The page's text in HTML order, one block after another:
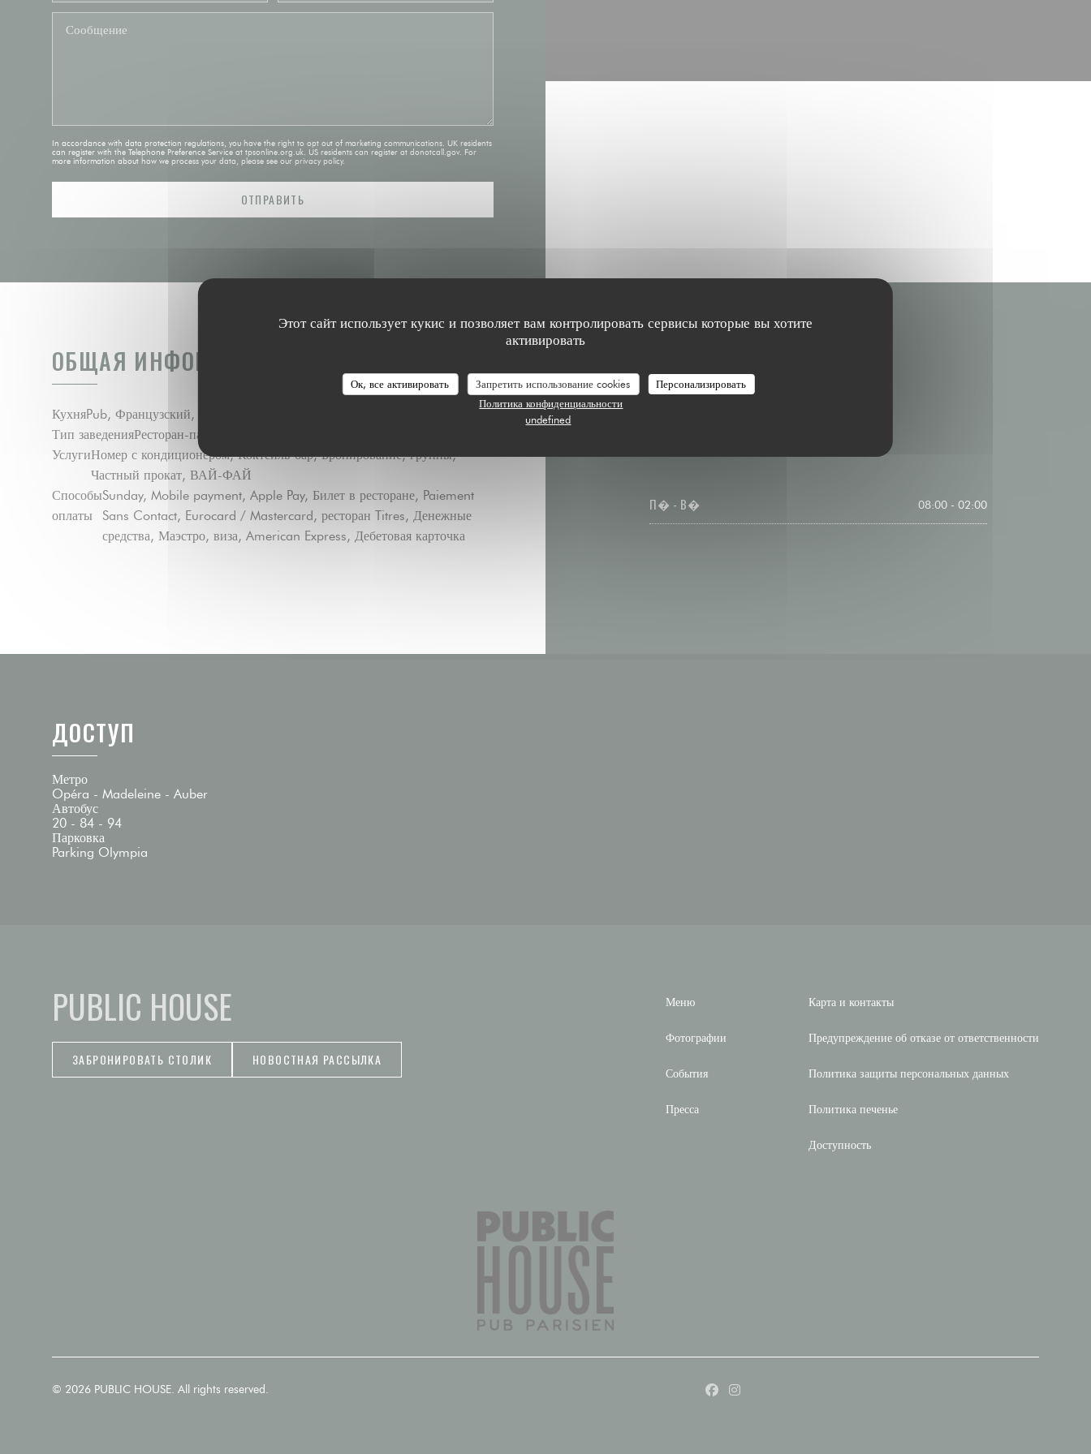
Этот сайт использует кукис и позволяет вам контролировать сервисы которые вы хотите
активировать
Ок, все активировать Запретить использование cookies
Персонализировать
Политика конфиденциальности
undefined
In accordance with data protection regulations, you have the right to opt out of marketing communications. UK residents
can register with the Telephone Preference Service at tpsonline.org.uk. US residents can register at donotcall.gov. For
more information about how we process your data, please see our privacy policy.
ОБЩАЯ ИНФОРМАЦИЯ
КухняPub, Французский, пивоваренный завод
Тип заведенияРесторан-паб
УслугиНомер с кондиционером, Коктейль-бар, Бронирование, группы,
Частный прокат, ВАЙ-ФАЙ
Способы
оплаты
Sunday, Mobile payment, Apple Pay, Билет в ресторане, Paiement
Sans Contact, Eurocard / Mastercard, ресторан Titres, Денежные
средства, Маэстро, виза, American Express, Дебетовая карточка
П� - В� 08:00 - 02:00
ДОСТУП
Метро
Opéra - Madeleine - Auber
Автобус
20 - 84 - 94
Парковка
Parking Olympia
PUBLIC HOUSE
ЗАБРОНИРОВАТЬ СТОЛИК НОВОСТНАЯ РАССЫЛКА
Меню
Фотографии
События
Пресса
Карта и контакты
Предупреждение об отказе от ответственности
Политика защиты персональных данных
Политика печенье
Доступность
© 2026 PUBLIC HOUSE. All rights reserved. Facebook ((открывается в новом окне))
Instagram ((открывается в новом окне))